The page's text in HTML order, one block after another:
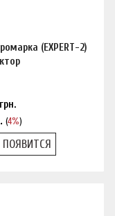
(EXPERT-2)
(4%)